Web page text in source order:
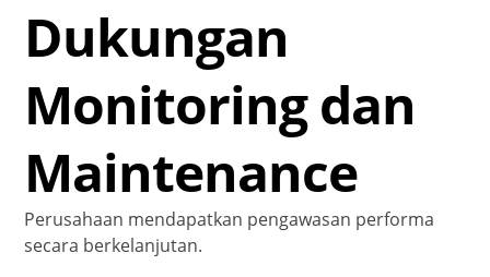
Dukungan
Monitoring dan
Maintenance
Perusahaan mendapatkan pengawasan performa
secara berkelanjutan.